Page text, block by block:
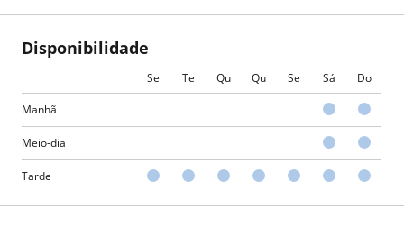
Disponibilidade
Se Te Qu Qu Se Sá Do
Manhã
Meio-dia
Tarde